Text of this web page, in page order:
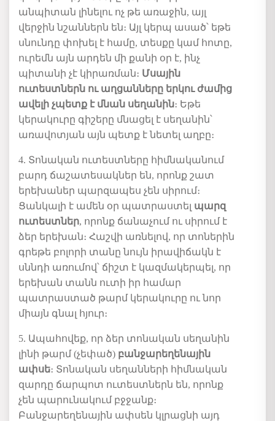
անպիտան լինելու ոչ թե առաջին, այլ
վերջին նշաններն են։ Այլ կերպ ասած՝ եթե
սնունդը փոխել է համը, տեսքը կամ հոտը,
ուրեմն այն արդեն մի քանի օր է, ինչ
պիտանի չէ կիրառման։ Մսային
ուտեստներն ու աղցանները երկու ժամից
ավելի չպետք է մնան սեղանին։ Եթե
կերակուրը գիշերը մնացել է սեղանին՝
առավոտյան այն պետք է նետել աղբը։
4. Տոնական ուտեստները հիմնականում
բարդ ճաշատեսակներ են, որոնք շատ
երեխաներ պարզապես չեն սիրում։
Ցանկալի է ամեն օր պատրաստել պարզ
ուտեստներ, որոնք ճանաչում ու սիրում է
ձեր երեխան։ Հաշվի առնելով, որ տոներին
գրեթե բոլորի տանը նույն իրավիճակն է
սննդի առումով՝ ճիշտ է կազմակերպել, որ
երեխան տանն ուտի իր համար
պատրաստած թարմ կերակուրը ու նոր
միայն գնալ հյուր։
5. Ապահովեք, որ ձեր տոնական սեղանին
լինի թարմ (չեփած) բանջարեղենային
ափսե։ Տոնական սեղանների հիմնական
զարդը ճարպոտ ուտեստներն են, որոնք
չեն պարունակում բջջանք։
Բանջարեղենային ափսեն կլրացնի այդ